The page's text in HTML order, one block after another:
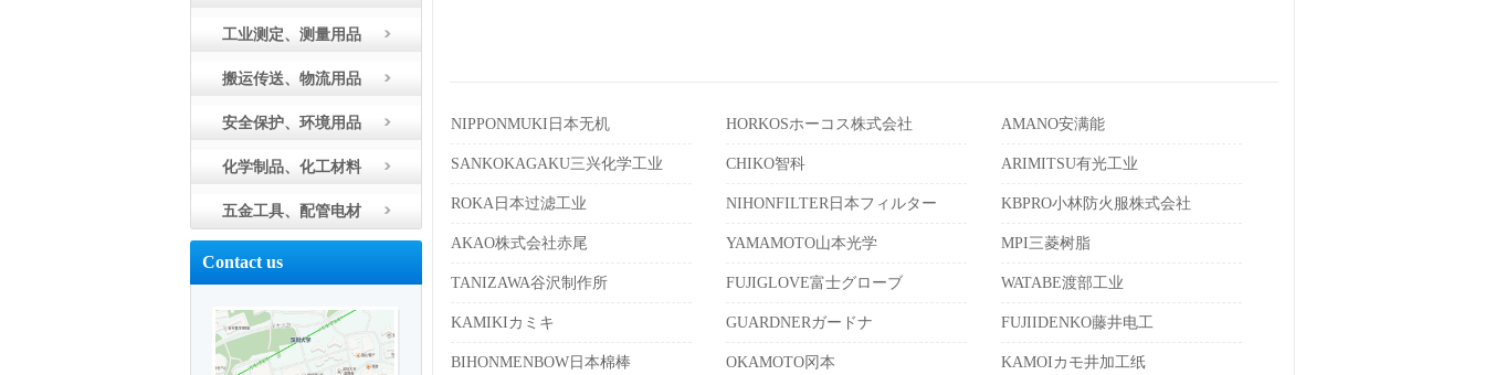
工业测定、测量用品
搬运传送、物流用品
安全保护、环境用品
化学制品、化工材料
五金工具、配管电材
Contact us
NIPPONMUKI日本无机 HORKOSホーコス株式会社 AMANO安满能
SANKOKAGAKU三兴化学工业 CHIKO智科 ARIMITSU有光工业
ROKA日本过滤工业 NIHONFILTER日本フィルター KBPRO小林防火服株式会社
AKAO株式会社赤尾 YAMAMOTO山本光学 MPI三菱树脂
TANIZAWA谷沢制作所 FUJIGLOVE富士グローブ WATABE渡部工业
KAMIKIカミキ GUARDNERガードナ FUJIIDENKO藤井电工
BIHONMENBOW日本棉棒 OKAMOTO冈本 KAMOIカモ井加工纸